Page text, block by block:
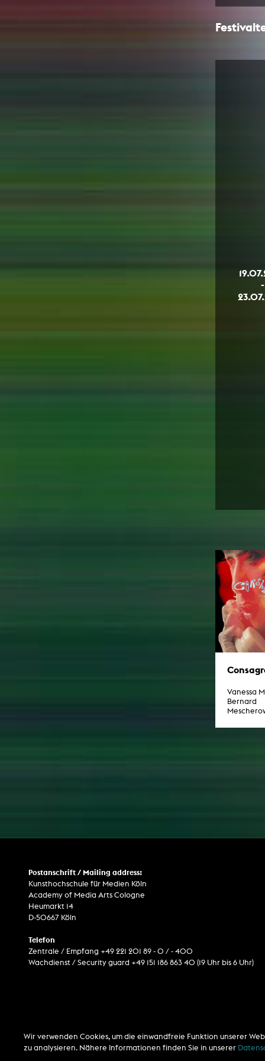
-
Vanessa
Bernard
Postanschrift / Mailing address:
Kunsthochschule für Medien Köln
Academy of Media Arts Cologne
Heumarkt 14
D-50667 Köln
Telefon
Zentrale / Empfang +49 221 201 89 - 0 / - 400
Wachdienst / Security guard +49 151 186 863 40 (19 Uhr bis 6 Uhr)
Wir verwenden Cookies, um die einwandfreie Funktion unserer
zu analysieren. Nähere Informationen finden Sie in unserer